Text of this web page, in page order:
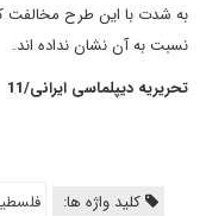
به شدت با این طرح مخالفت
نسبت به آن نشان نداده اند.
تحریریه دیپلماسی ایرانی/11
کلید واژه ها: